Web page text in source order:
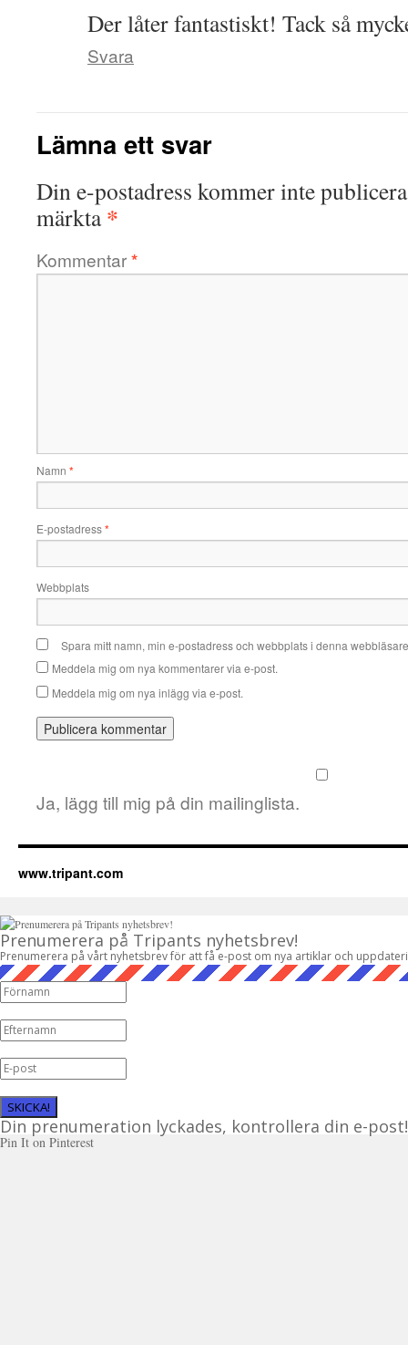
Der låter fantastiskt! Tack så
Svara
Lämna ett svar
Din e-postadress kommer inte
märkta*
Kommentar*
Namn *
E-postadress*
Webbplats
Spara mitt namn, min e-postadress och webbplats i denna
Meddela mig om nya kommentarer via e-post.
Meddela mig om nya inlägg via e-post.
Ja, lägg till mig på din mailinglista.
www.tripant.com
Prenumerera på Tripants nyhetsbrev!
Prenumerera på vårt nyhetsbrev för att få e-post om nya artiklar och
SKICKA!
Din prenumeration lyckades, kontrollera din e-post!
Pin It on Pinterest